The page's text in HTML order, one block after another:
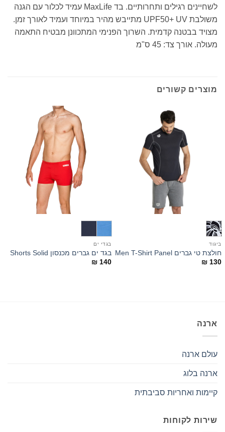
לשחיינים רגילים ותחרותיים. בד MaxLife עמיד לכלור עם הגנה
משולבת UPF50+ UV מתייבש מהיר במיוחד ועמיד לאורך זמן.
מצויד בבטנה קדמית. השרוך הפנימי המתכוונן מבטיח התאמה
מעולה. אורך צד: 45 ס"מ
מוצרים קשורים
ביגוד
חולצת טי גברים Men T-Shirt Panel
₪ 130
בגדי ים
בגד ים גברים מכנסון Shorts Solid
₪ 140
ארנה
עולם ארנה
ארנה בלוג
קיימות ואחריות סביבתית
שירות לקוחות